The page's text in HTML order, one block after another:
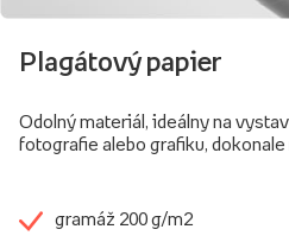
Plagátový papier
Odolný materiál, ideálny na
fotografie alebo grafiku, dokonale
gramáž 200 g/m2